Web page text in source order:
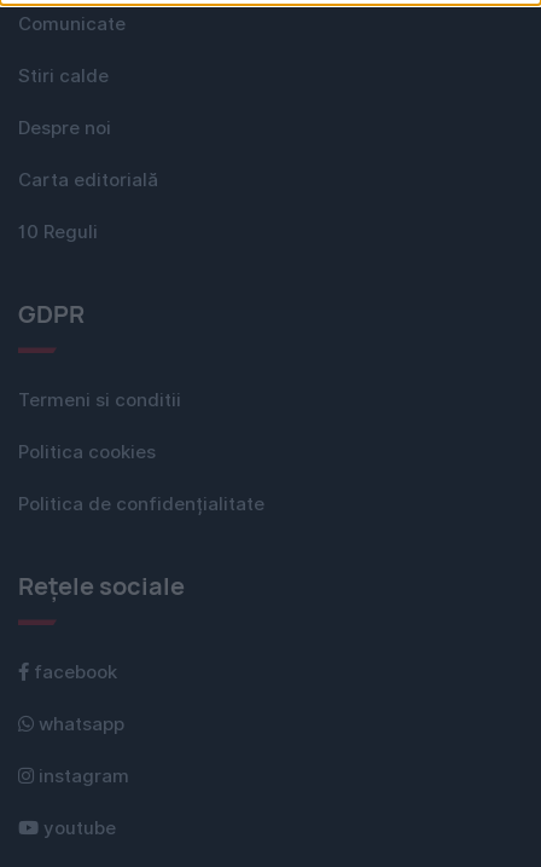
Comunicate
Stiri calde
Despre noi
Carta editorială
10 Reguli
GDPR
Termeni si conditii
Politica cookies
Politica de confidențialitate
Rețele sociale
facebook
whatsapp
instagram
youtube